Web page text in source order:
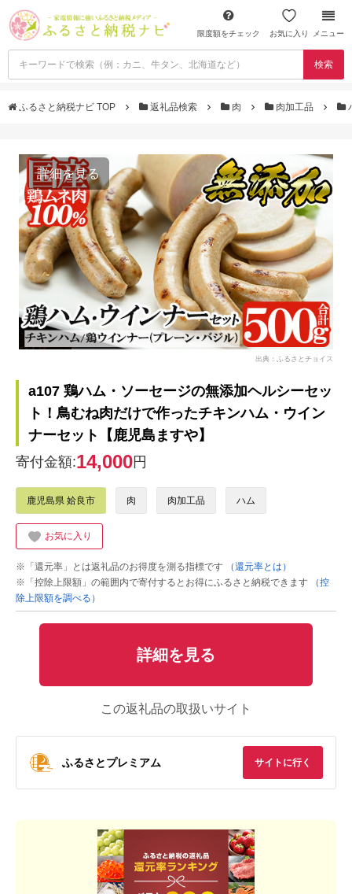
限度額をチェック お気に入り メニュー
検索
ふるさと納税ナビ TOP 返礼品検索 肉 肉加工品
詳細を見る
出典：ふるさとチョイス
a107 鶏ハム・ソーセージの無添加ヘルシーセッ
ト！鳥むね肉だけで作ったチキンハム・ウイン
ナーセット【鹿児島ますや】
寄付金額:14,000円
鹿児島県 姶良市 肉 肉加工品 ハム
お気に入り
※「還元率」とは返礼品のお得度を測る指標です
（還元率とは）
※「控除上限額」の範囲内で寄付するとお得にふるさと納税できます
（控
除上限額を調べる）
詳細を見る
この返礼品の取扱いサイト
ふるさとプレミアム サイトに行く